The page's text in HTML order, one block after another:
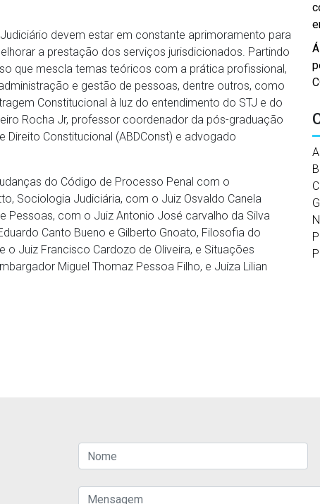
devem estar em constante aprimoramento para
a prestação dos serviços jurisdicionados. Partindo
que mescla temas teóricos com a prática profissional,
e gestão de pessoas, dentre outros, como
Constitucional à luz do entendimento do STJ e do
Rocha Jr, professor coordenador da pós-graduação
Constitucional (ABDConst) e advogado
do Código de Processo Penal com o
Sociologia Judiciária, com o Juiz Osvaldo Canela
Pessoas, com o Juiz Antonio José carvalho da Silva
Canto Bueno e Gilberto Gnoato, Filosofia do
o Juiz Francisco Cardozo de Oliveira, e Situações
Miguel Thomaz Pessoa Filho, e Juíza Lilian